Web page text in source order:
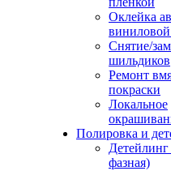
Оклейка
Снятие/
шильдиков
Ремонт
покраски
Локальное
Полировка и
фазная)